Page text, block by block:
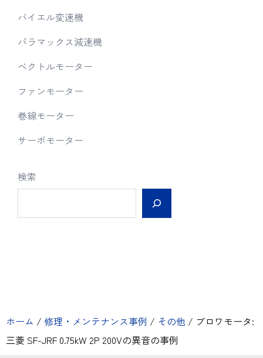
バイエル変速機
パラマックス減速機
ベクトルモーター
ファンモーター
巻線モーター
サーボモーター
検索
ホーム / 修理・メンテナンス事例 / その他 / ブロワモータ:
三菱 SF-JRF 0.75kW 2P 200Vの異音の事例